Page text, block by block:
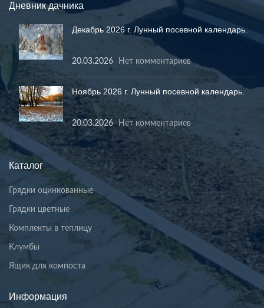
Дневник дачника
Декабрь 2026 г. Лунный посевной календарь.
20.03.2026 Нет комментариев
Ноябрь 2026 г. Лунный посевной календарь.
20.03.2026 Нет комментариев
Каталог
Грядки оцинкованные
Грядки цветные
Комплекты в теплицу
Клумбы
Ящик для компоста
Информация